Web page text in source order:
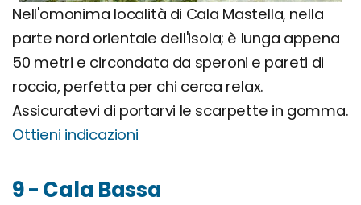
Nell'omonima località di Cala Mastella, nella
parte nord orientale dell'isola; è lunga appena
50 metri e circondata da speroni e pareti di
roccia, perfetta per chi cerca relax.
Assicuratevi di portarvi le scarpette in gomma.
Ottieni indicazioni
9 - Cala Bassa